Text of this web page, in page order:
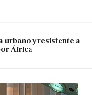
urbano y resistente a
África